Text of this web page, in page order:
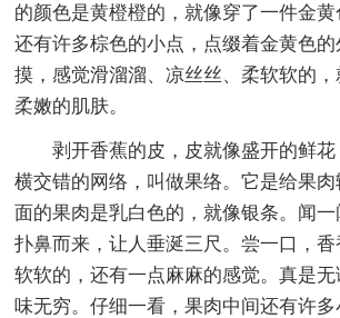
的颜色是黄橙橙的，就像穿了一件金
还有许多棕色的小点，点缀着金黄色
摸，感觉滑溜溜、凉丝丝、柔软软的
柔嫩的肌肤。
剥开香蕉的皮，皮就像盛开的鲜
横交错的网络，叫做果络。它是给果
面的果肉是乳白色的，就像银条。闻
扑鼻而来，让人垂涎三尺。尝一口，香
软软的，还有一点麻麻的感觉。真是无
味无穷。仔细一看，果肉中间还有许